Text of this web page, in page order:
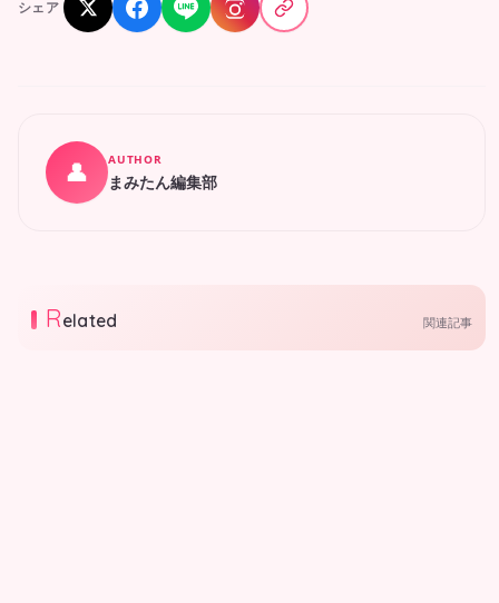
シェア
👤 AUTHOR
まみたん編集部
Related 関連記事